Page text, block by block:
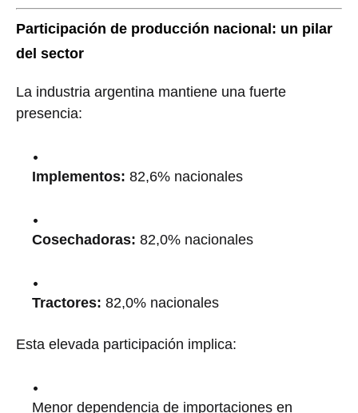
Participación de producción nacional: un pilar
del sector
La industria argentina mantiene una fuerte
presencia:
Implementos: 82,6% nacionales
Cosechadoras: 82,0% nacionales
Tractores: 82,0% nacionales
Esta elevada participación implica:
Menor dependencia de importaciones en